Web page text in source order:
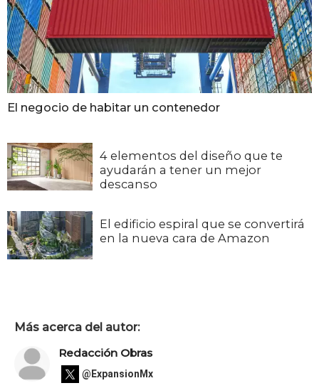
El negocio de habitar un contenedor
4 elementos del diseño que te
ayudarán a tener un mejor
descanso
El edificio espiral que se convertirá
en la nueva cara de Amazon
Más acerca del autor:
Redacción Obras
@ExpansionMx